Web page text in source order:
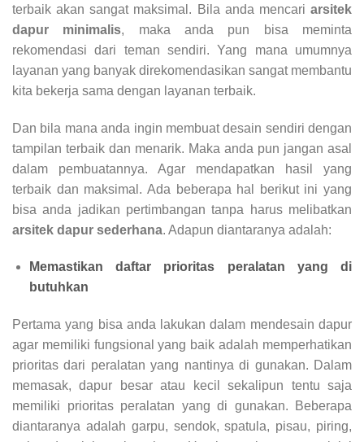
terbaik akan sangat maksimal. Bila anda mencari arsitek
dapur minimalis, maka anda pun bisa meminta
rekomendasi dari teman sendiri. Yang mana umumnya
layanan yang banyak direkomendasikan sangat membantu
kita bekerja sama dengan layanan terbaik.
Dan bila mana anda ingin membuat desain sendiri dengan
tampilan terbaik dan menarik. Maka anda pun jangan asal
dalam pembuatannya. Agar mendapatkan hasil yang
terbaik dan maksimal. Ada beberapa hal berikut ini yang
bisa anda jadikan pertimbangan tanpa harus melibatkan
arsitek dapur sederhana. Adapun diantaranya adalah:
Memastikan daftar prioritas peralatan yang di
butuhkan
Pertama yang bisa anda lakukan dalam mendesain dapur
agar memiliki fungsional yang baik adalah memperhatikan
prioritas dari peralatan yang nantinya di gunakan. Dalam
memasak, dapur besar atau kecil sekalipun tentu saja
memiliki prioritas peralatan yang di gunakan. Beberapa
diantaranya adalah garpu, sendok, spatula, pisau, piring,